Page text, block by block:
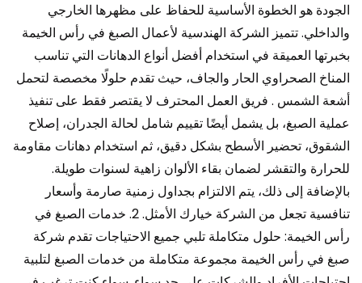
الجودة هو الخطوة الأساسية للحفاظ على مظهرها الخارجي
والداخلي. تتميز الشركة الهندسية لأعمال الصبغ في رأس الخيمة
بخبرتها العميقة في استخدام أفضل أنواع الدهانات التي تناسب
المناخ الصحراوي الحار والجاف، حيث تقدم حلولًا مخصصة لتحمل
أشعة الشمس . فريق العمل المحترف لا يقتصر فقط على تنفيذ
عملية الصبغ، بل يشمل أيضًا تقييم شامل لحالة الجدران، إصلاح
الشقوق، تحضير الأسطح بشكل دقيق، ثم استخدام دهانات مقاومة
للحرارة والتقشر لضمان بقاء الألوان زاهية لسنوات طويلة.
بالإضافة إلى ذلك، يتم الالتزام بجداول زمنية صارمة وأسعار
تنافسية تجعل من الشركة خيارك الأمثل. 2. خدمات الصبغ في
رأس الخيمة: حلول متكاملة تلبي جميع الاحتياجات تقدم شركة
صبغ في رأس الخيمة مجموعة متكاملة من خدمات الصبغ لتلبية